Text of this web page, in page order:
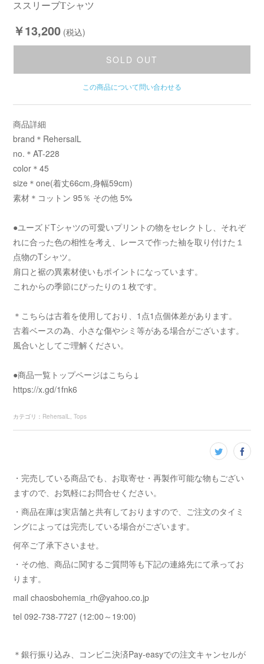
ススリーブTシャツ
￥13,200 (税込)
SOLD OUT
この商品について問い合わせる
商品詳細
brand＊RehersalL
no.＊AT-228
color＊45
size＊one(着丈66cm,身幅59cm)
素材＊コットン 95％ その他 5%
●ユーズドTシャツの可愛いプリントの物をセレクトし、それぞ
れに合った色の相性を考え、レースで作った袖を取り付けた１
点物のTシャツ。
肩口と裾の異素材使いもポイントになっています。
これからの季節にぴったりの１枚です。
＊こちらは古着を使用しており、1点1点個体差があります。
古着ベースの為、小さな傷やシミ等がある場合がございます。
風合いとしてご理解ください。
●商品一覧トップページはこちら↓
https://x.gd/1fnk6
カテゴリ ： RehersalL Tops
・完売している商品でも、お取寄せ・再製作可能な物もござい
ますので、お気軽にお問合せください。
・商品在庫は実店舗と共有しておりますので、ご注文のタイミ
ングによっては完売している場合がございます。
何卒ご了承下さいませ。
・その他、商品に関するご質問等も下記の連絡先にて承ってお
ります。
mail chaosbohemia_rh@yahoo.co.jp
tel 092-738-7727 (12:00～19:00)
＊銀行振り込み、コンビニ決済Pay-easyでの注文キャンセルが